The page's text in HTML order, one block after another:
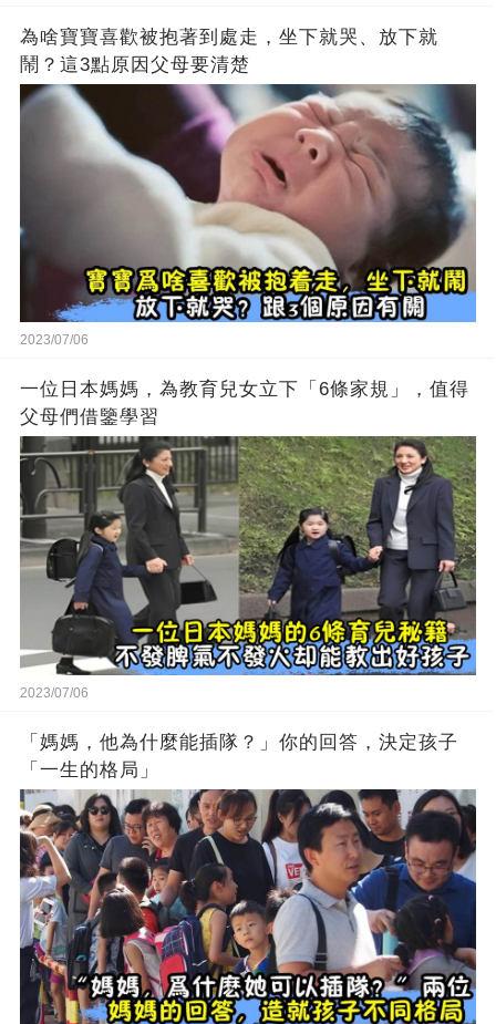
為啥寶寶喜歡被抱著到處走，坐下就哭、放下就
鬧？這3點原因父母要清楚
2023/07/06
一位日本媽媽，為教育兒女立下「6條家規」，值得
父母們借鑒學習
2023/07/06
「媽媽，他為什麼能插隊？」你的回答，決定孩子
「一生的格局」